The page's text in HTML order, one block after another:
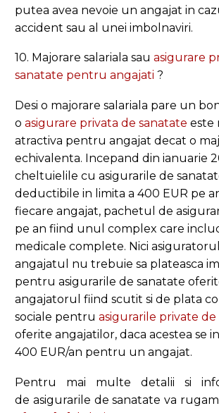
putea avea nevoie un angajat in
accident sau al unei imbolnaviri.
10. Majorare salariala sau asigurare
sanatate pentru angajati ?
Desi o majorare salariala pare un
o asigurare privata de sanatate este
atractiva pentru angajat decat o
echivalenta. Incepand din ianuarie
cheltuielile cu asigurarile de
deductibile in limita a 400 EUR pe
fiecare angajat, pachetul de
pe an fiind unul complex care
medicale complete. Nici asiguratorul
angajatul nu trebuie sa plateasca
pentru asigurarile de sanatate
angajatorul fiind scutit si de plata
sociale pentru asigurarile private de
oferite angajatilor, daca acestea se
400 EUR/an pentru un angajat.
Pentru mai multe detalii si
de asigurarile de sanatate va